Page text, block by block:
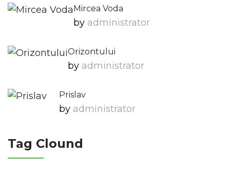
Mircea Voda
by Administrator
Orizontului
by Administrator
Prislav
by Administrator
Tag Clound